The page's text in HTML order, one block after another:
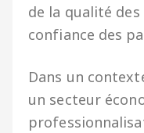
de la qualité
confiance des
Dans un
un secteur